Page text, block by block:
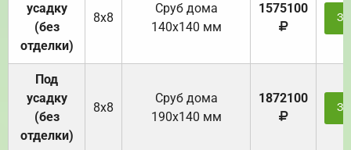
усадку
(без
отделки)
8х8
Cруб дома
140х140 мм
1575100
Под
усадку
(без
отделки)
8х8
Cруб дома
190х140 мм
1872100